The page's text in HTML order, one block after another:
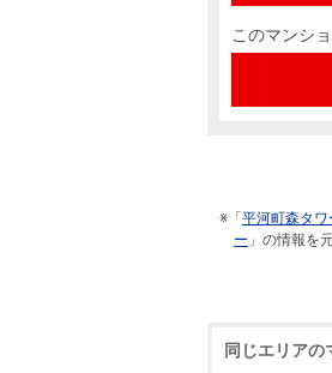
このマンシ
※「 平河町森タ
ー 」の情報を
同じエリアの